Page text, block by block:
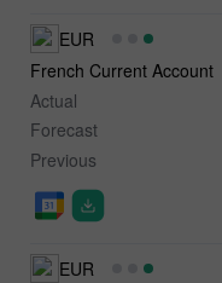
EUR
French Current Account
Actual
Forecast
Previous
EUR